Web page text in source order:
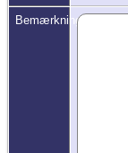
Bemærkninger: